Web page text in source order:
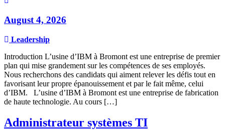
August 4, 2026
Leadership
Introduction L’usine d’IBM à Bromont est une entreprise de premier
plan qui mise grandement sur les compétences de ses employés.
Nous recherchons des candidats qui aiment relever les défis tout en
favorisant leur propre épanouissement et par le fait même, celui
d’IBM. L’usine d’IBM à Bromont est une entreprise de fabrication
de haute technologie. Au cours […]
Administrateur systèmes TI